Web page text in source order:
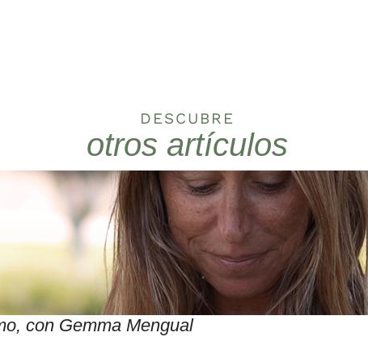
DESCUBRE
otros artículos
con Gemma Mengual